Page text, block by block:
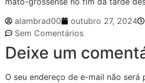
alambrad00
outubro 27, 2024
Sem Comentários
Deixe um
O seu endereço de e-mail não será